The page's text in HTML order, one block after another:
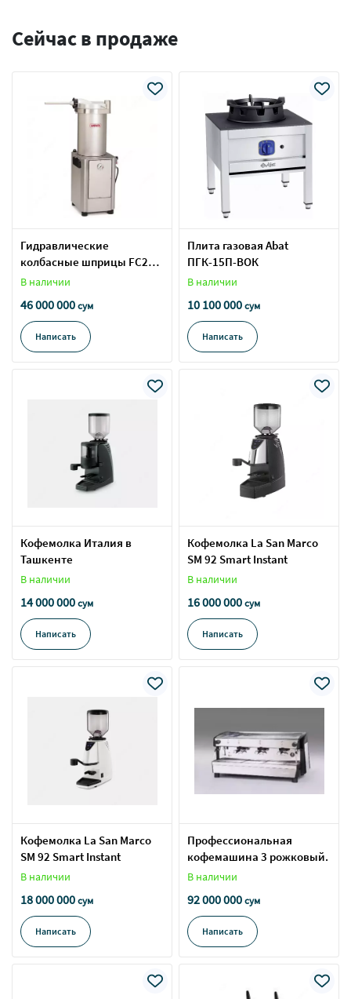
Сейчас в продаже
Гидравлические
колбасные шприцы FC20
Mainca
В наличии
46 000 000сум
Написать
Плита газовая Abat
ПГК-15П-ВОК
В наличии
10 100 000сум
Написать
Кофемолка Италия в
Ташкенте
В наличии
14 000 000сум
Написать
Кофемолка La San Marco
SM 92 Smart Instant
В наличии
16 000 000сум
Написать
Кофемолка La San Marco
SM 92 Smart Instant
В наличии
18 000 000сум
Написать
Профессиональная
кофемашина 3 рожковый.
В наличии
92 000 000сум
Написать